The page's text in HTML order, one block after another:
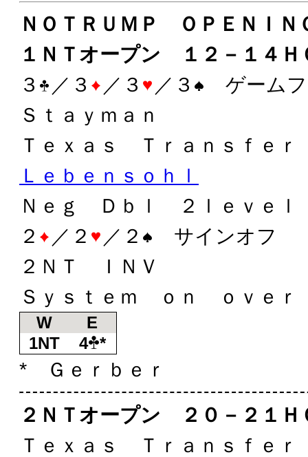
ＮＯＴＲＵＭＰ ＯＰＥＮＩ
１ＮＴオープン １２－１４Ｈ
３
／３ ／３ ／３
ゲーム
Ｓｔａｙｍａｎ
Ｔｅｘａｓ Ｔｒａｎｓｆｅｒ
Ｌｅｂｅｎｓｏｈｌ
Ｎｅｇ Ｄｂｌ ２ｌｅｖｅｌ
２
／２ ／２
サインオフ
２ＮＴ ＩＮＶ
Ｓｙｓｔｅｍ ｏｎ ｏｖｅ
W
E
1NT
4 *
* Ｇｅｒｂｅｒ
２ＮＴオープン ２０－２１Ｈ
Ｔｅｘａｓ Ｔｒａｎｓｆｅｒ